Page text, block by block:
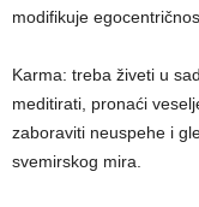
modifikuje
Karma: treba živeti u
meditirati, pronaći
zaboraviti neuspehe i
svemirskog mira.